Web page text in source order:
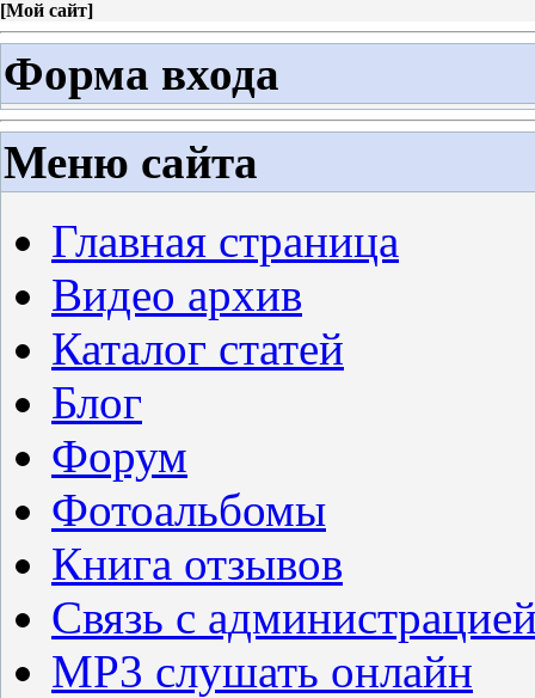
[Мой сайт]
Форма входа
Меню сайта
Главная страница
Видео архив
Каталог статей
Блог
Форум
Фотоальбомы
Книга отзывов
Связь с
MP3 слушать онлайн